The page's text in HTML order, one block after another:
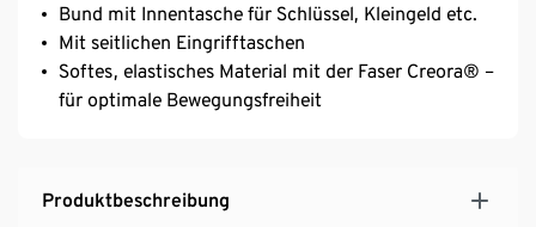
Bund mit Innentasche für Schlüssel, Kleingeld etc.
Mit seitlichen Eingrifftaschen
Softes, elastisches Material mit der Faser Creora® –
für optimale Bewegungsfreiheit
Produktbeschreibung